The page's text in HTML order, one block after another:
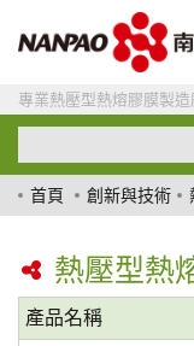
專業熱壓型熱熔膠膜製造
首頁 創新與技術
熱壓型熱
產品名稱